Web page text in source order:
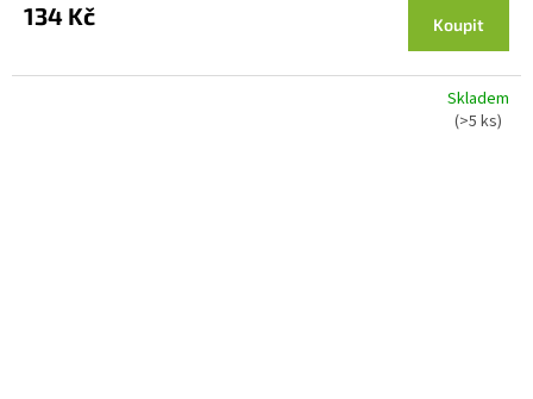
134 Kč Koupit
Skladem
(>5 ks)